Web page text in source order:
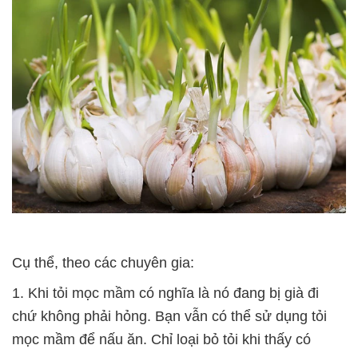
Cụ thể, theo các chuyên gia:
1. Khi tỏi mọc mầm có nghĩa là nó đang bị già đi
chứ không phải hỏng. Bạn vẫn có thể sử dụng tỏi
mọc mầm để nấu ăn. Chỉ loại bỏ tỏi khi thấy có